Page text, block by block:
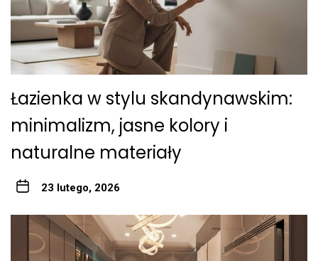
Łazienka w stylu skandynawskim:
minimalizm, jasne kolory i
naturalne materiały
23 lutego, 2026